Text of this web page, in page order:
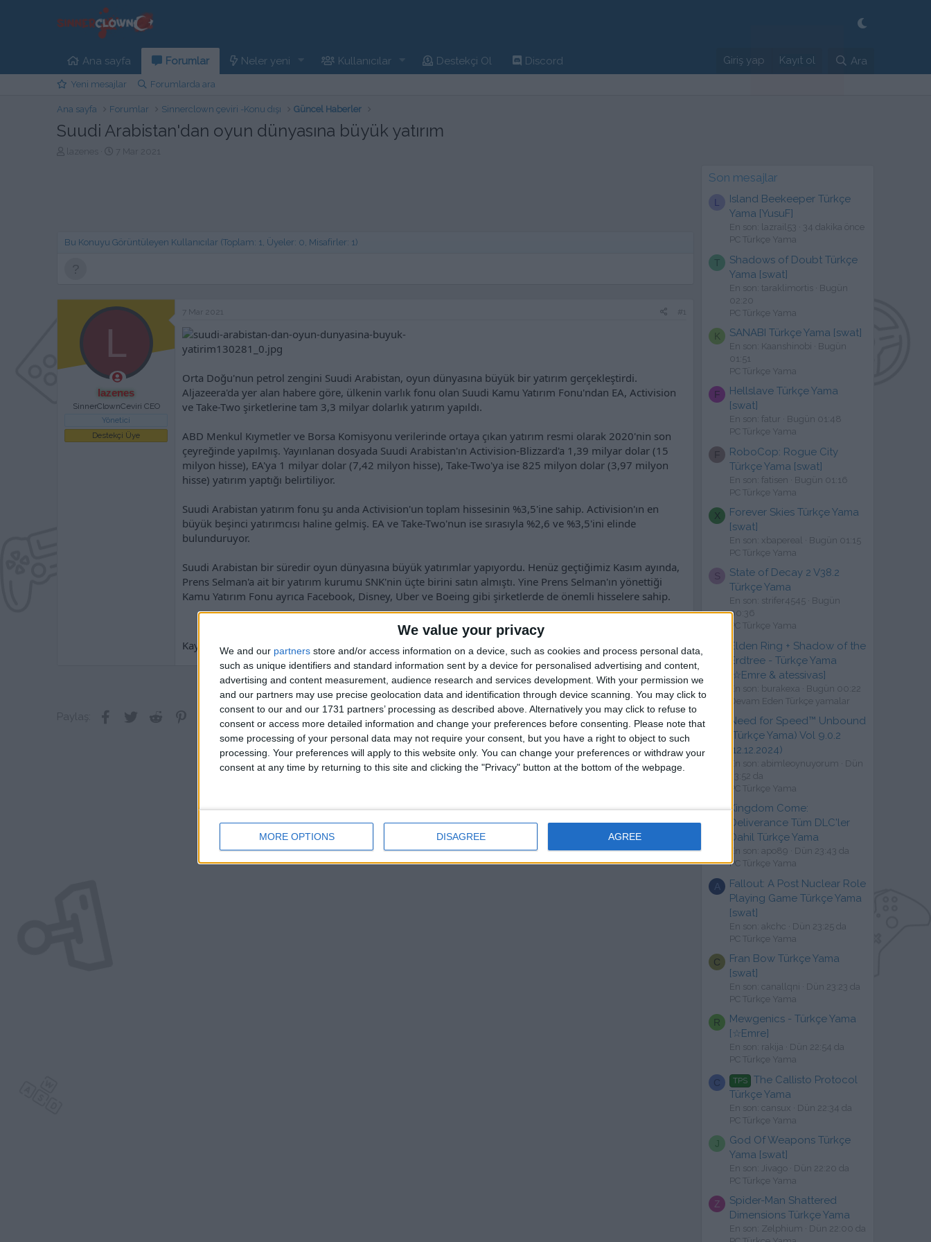
We value your privacy
We and our partners store and/or access information on a device, such as cookies and process personal data,
such as unique identifiers and standard information sent by a device for personalised advertising and content,
advertising and content measurement, audience research and services development. With your permission we
and our partners may use precise geolocation data and identification through device scanning. You may click to
consent to our and our 1731 partners’ processing as described above. Alternatively you may click to refuse to
consent or access more detailed information and change your preferences before consenting.
Please note that
some processing of your personal data may not require your consent, but you have a right to object to such
processing. Your preferences will apply to this website only. You can change your preferences or withdraw your
consent at any time by returning to this site and clicking the "Privacy" button at the bottom of the webpage.
MORE OPTIONS DISAGREE AGREE
Ana sayfa Forumlar Neler yeni Kullanıcılar Destekçi Ol Discord Giriş yap Kayıt ol Ara
Yeni mesajlar Forumlarda ara
Ana sayfa Forumlar Sinnerclown çeviri -Konu dışı Güncel Haberler
Suudi Arabistan'dan oyun dünyasına büyük yatırım
b
t
ı
i
7 Mar 2021
Bu Konuyu Görüntüleyen Kullanıcılar (Toplam: 1, Üyeler: 0, Misafirler: 1)
L
lazenes
SinnerClownCeviri CEO
Yönetici
Destekçi Üye
7 Mar 2021 #1
Orta Doğu'nun petrol zengini Suudi Arabistan, oyun dünyasına büyük bir yatırım gerçekleştirdi.
Aljazeera'da yer alan habere göre, ülkenin varlık fonu olan Suudi Kamu Yatırım Fonu'ndan EA, Activision
ve Take-Two şirketlerine tam 3,3 milyar dolarlık yatırım yapıldı.
ABD Menkul Kıymetler ve Borsa Komisyonu verilerinde ortaya çıkan yatırım resmi olarak 2020'nin son
çeyreğinde yapılmış. Yayınlanan dosyada Suudi Arabistan'ın Activision-Blizzard'a 1,39 milyar dolar (15
milyon hisse), EA'ya 1 milyar dolar (7,42 milyon hisse), Take-Two'ya ise 825 milyon dolar (3,97 milyon
hisse) yatırım yaptığı belirtiliyor.
Suudi Arabistan yatırım fonu şu anda Activision'un toplam hissesinin %3,5'ine sahip. Activision'ın en
büyük beşinci yatırımcısı haline gelmiş. EA ve Take-Two'nun ise sırasıyla %2,6 ve %3,5'ini elinde
bulunduruyor.
Suudi Arabistan bir süredir oyun dünyasına büyük yatırımlar yapıyordu. Henüz geçtiğimiz Kasım ayında,
Prens Selman'a ait bir yatırım kurumu SNK'nin üçte birini satın almıştı. Yine Prens Selman'ın yönettiği
Kamu Yatırım Fonu ayrıca Facebook, Disney, Uber ve Boeing gibi şirketlerde de önemli hisselere sahip.
Kaynak: Ziyaretçiler için gizlenmiş link,görmek için Giriş yap veya üye ol.
Cevap yazmak için giriş yap yada kayıt ol.
Paylaş: Facebook
Twitter Reddit PinterestTumblrWhatsApp
E-posta
Link
Son mesajlar
L
Island Beekeeper Türkçe
Yama [YusuF]
En son: lazrail53
34 dakika önce
PC Türkçe Yama
T
Shadows of Doubt Türkçe
Yama [swat]
En son: taraklimortis
Bugün
02:20
PC Türkçe Yama
K SANABI Türkçe Yama [swat]
En son: Kaanshinobi
Bugün
01:51
PC Türkçe Yama
F
Hellslave Türkçe Yama
[swat]
En son: fatur
Bugün 01:48
PC Türkçe Yama
F
RoboCop: Rogue City
Türkçe Yama [swat]
En son: fatisen
Bugün 01:16
PC Türkçe Yama
X
Forever Skies Türkçe Yama
[swat]
En son: xbapereal
Bugün 01:15
PC Türkçe Yama
State of Decay 2 V38.2
Türkçe Yama
En son: strifer4545
Bugün
00:36
PC Türkçe Yama
Elden Ring + Shadow of the
Erdtree - Türkçe Yama
[☆Emre & atessivas]
En son: burakexa
Bugün 00:22
Devam Eden Türkçe yamalar
Need for Speed™ Unbound
(Türkçe Yama) Vol 9.0.2
(12.12.2024)
En son: abimleoynuyorum
Dün
23:52 da
PC Türkçe Yama
A
Kingdom Come:
Deliverance Tüm DLC'ler
Dahil Türkçe Yama
En son: apo89
Dün 23:43 da
PC Türkçe Yama
A
Fallout: A Post Nuclear Role
Playing Game Türkçe Yama
[swat]
En son: akchc
Dün 23:25 da
PC Türkçe Yama
C
Fran Bow Türkçe Yama
[swat]
En son: canallqni
Dün 23:23 da
PC Türkçe Yama
R
Mewgenics - Türkçe Yama
[☆Emre]
En son: rakija
Dün 22:54 da
PC Türkçe Yama
C TPS
The Callisto Protocol
Türkçe Yama
En son: cansux
Dün 22:34 da
PC Türkçe Yama
J
God Of Weapons Türkçe
Yama [swat]
En son: Jivago
Dün 22:20 da
PC Türkçe Yama
Z
Spider-Man Shattered
Dimensions Türkçe Yama
En son: Zelphium
Dün 22:00 da